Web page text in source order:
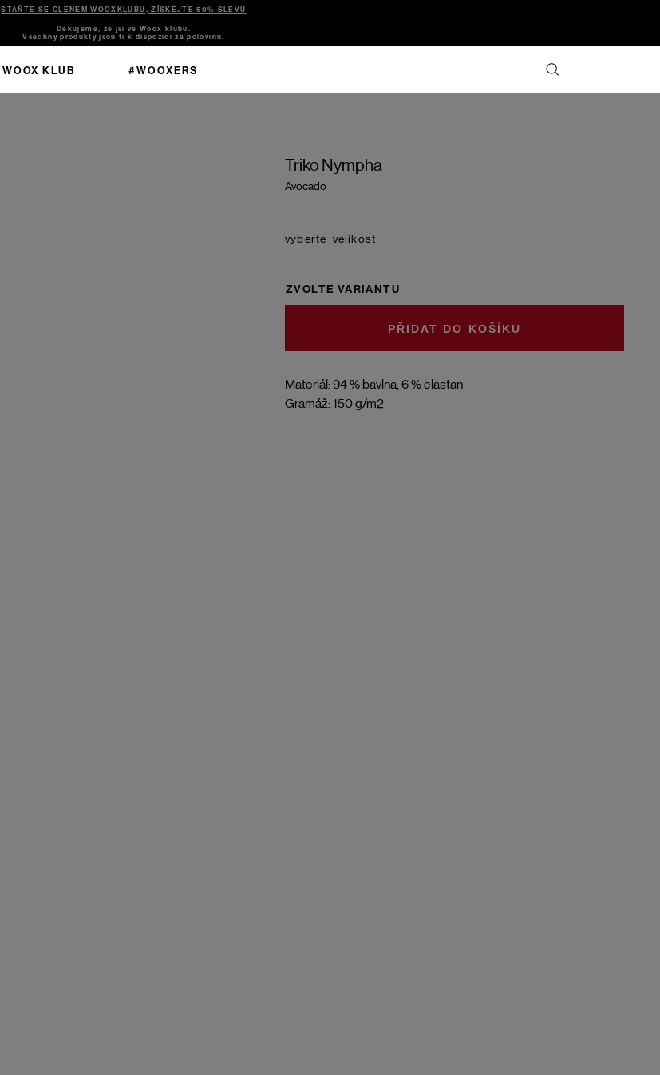
STAŇTE SE ČLENEM WOOXKLUBU, ZÍSKEJTE 50% SLEVU
Děkujeme, že jsi ve Woox klubu.
Všechny produkty jsou ti k dispozici za polovinu.
WOOX KLUB #WOOXERS
Triko Nympha
Avocado
Materiál: 94 % bavlna, 6 % elastan
Gramáž: 150 g/m2
velikost
ZVOLTE VARIANTU
DO KOŠÍKU